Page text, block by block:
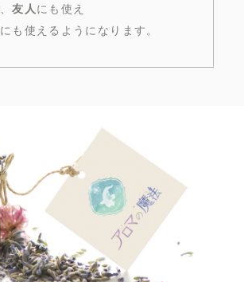
、友人 にも使え
にも使えるようになります。